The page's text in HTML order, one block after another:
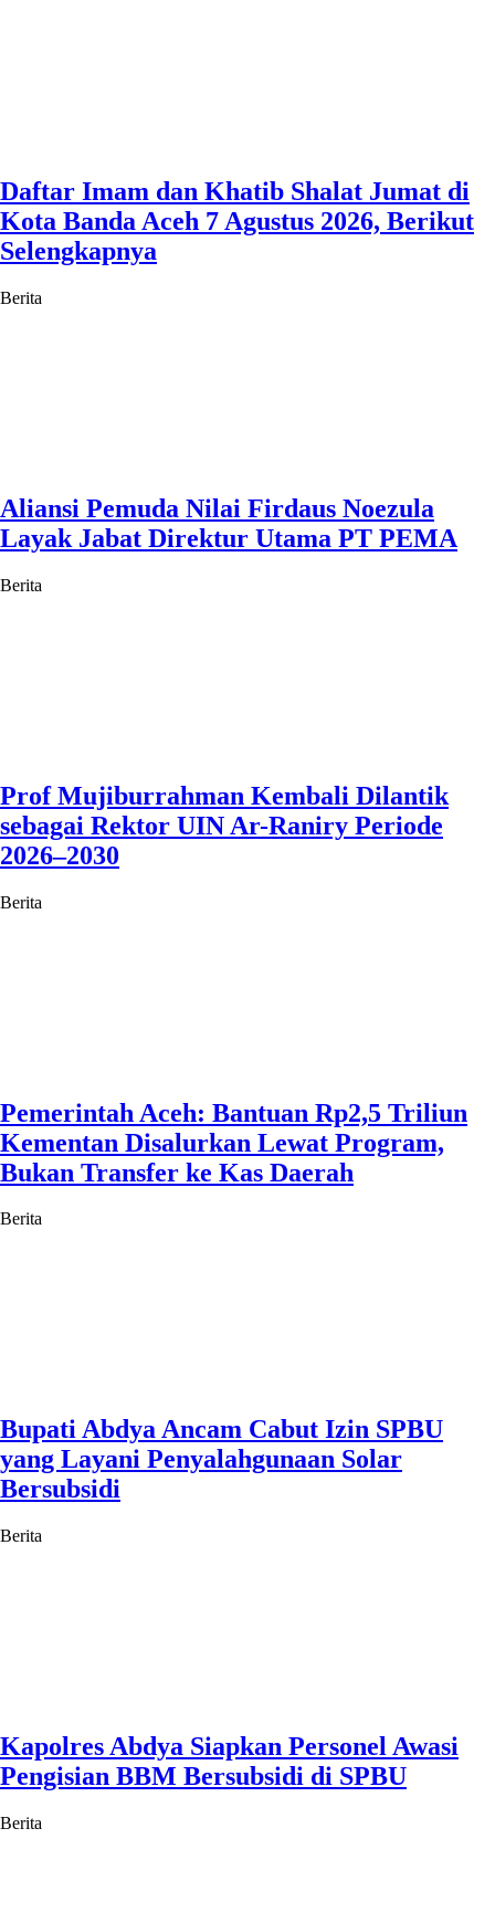
Daftar Imam dan Khatib Shalat Jumat di
Kota Banda Aceh 7 Agustus 2026, Berikut
Selengkapnya
Berita
Aliansi Pemuda Nilai Firdaus Noezula
Layak Jabat Direktur Utama PT PEMA
Berita
Prof Mujiburrahman Kembali Dilantik
sebagai Rektor UIN Ar-Raniry Periode
2026–2030
Berita
Pemerintah Aceh: Bantuan Rp2,5 Triliun
Kementan Disalurkan Lewat Program,
Bukan Transfer ke Kas Daerah
Berita
Bupati Abdya Ancam Cabut Izin SPBU
yang Layani Penyalahgunaan Solar
Bersubsidi
Berita
Kapolres Abdya Siapkan Personel Awasi
Pengisian BBM Bersubsidi di SPBU
Berita